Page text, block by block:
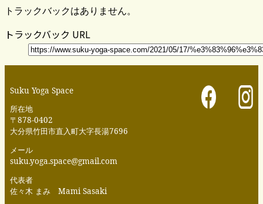
トラックバックはありません。
トラックバック URL
Suku Yoga Space
所在地
〒878-0402
大分県竹田市直入町大字長湯7696
メール
suku.yoga.space@gmail.com
代表者
佐々木 まみ Mami Sasaki